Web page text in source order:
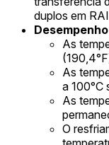
duplos em
As
As
a 100°C
As
O